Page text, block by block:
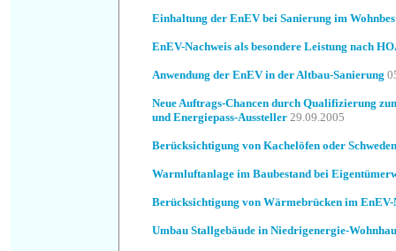
Einhaltung der EnEV bei Sanierung im
EnEV-Nachweis als besondere Leistung nach
Anwendung der EnEV in der Altbau-Sanierung
Neue Auftrags-Chancen durch Qualifizierung
und Energiepass-Aussteller 29.09.2005
Berücksichtigung von Kachelöfen oder
Warmluftanlage im Baubestand bei
Berücksichtigung von Wärmebrücken im EnEV-
Umbau Stallgebäude in Niedrigenergie-